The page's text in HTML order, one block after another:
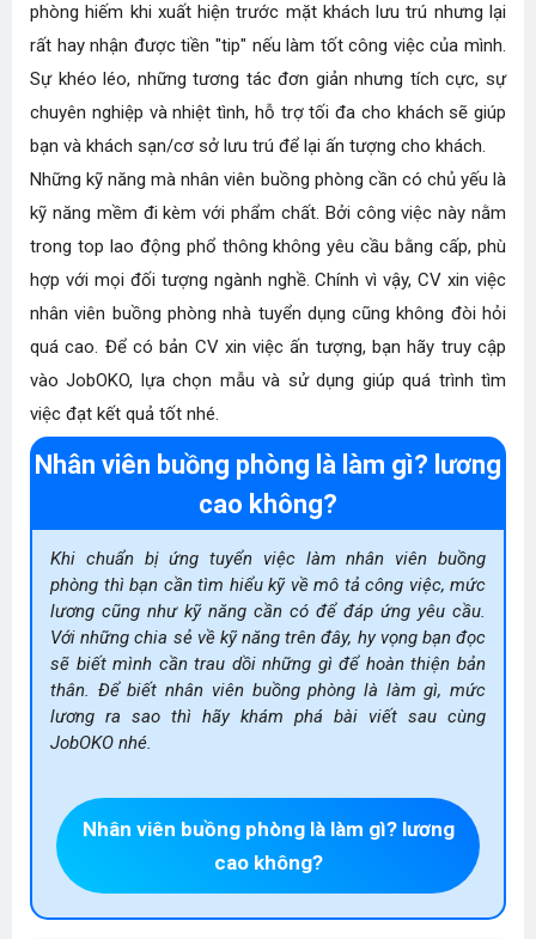
phòng hiếm khi xuất hiện trước mặt khách lưu trú nhưng lại
rất hay nhận được tiền "tip" nếu làm tốt công việc của mình.
Sự khéo léo, những tương tác đơn giản nhưng tích cực, sự
chuyên nghiệp và nhiệt tình, hỗ trợ tối đa cho khách sẽ giúp
bạn và khách sạn/cơ sở lưu trú để lại ấn tượng cho khách.
Những kỹ năng mà nhân viên buồng phòng cần có chủ yếu là
kỹ năng mềm đi kèm với phẩm chất. Bởi công việc này nằm
trong top lao động phổ thông không yêu cầu bằng cấp, phù
hợp với mọi đối tượng ngành nghề. Chính vì vậy,CV xin việc
nhân viên buồng phòng nhà tuyển dụng cũng không đòi hỏi
quá cao. Để có bản CV xin việc ấn tượng, bạn hãy truy cập
vào JobOKO, lựa chọn mẫu và sử dụng giúp quá trình tìm
việc đạt kết quả tốt nhé.
Nhân viên buồng phòng là làm gì? lương
cao không?
Khi chuẩn bị ứng tuyển việc làm nhân viên buồng
phòng thì bạn cần tìm hiểu kỹ về mô tả công việc, mức
lương cũng như kỹ năng cần có để đáp ứng yêu cầu.
Với những chia sẻ về kỹ năng trên đây, hy vọng bạn đọc
sẽ biết mình cần trau dồi những gì để hoàn thiện bản
thân. Để biết nhân viên buồng phòng là làm gì, mức
lương ra sao thì hãy khám phá bài viết sau cùng
JobOKO nhé.
Nhân viên buồng phòng là làm gì? lương
cao không?